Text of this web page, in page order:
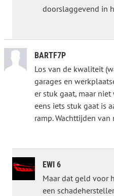
doorslaggevend in
BARTF7P
Los van de kwaliteit
garages en
er stuk gaat, maar
eens iets stuk gaat is
ramp. Wachttijden van
EWI 6
Maar dat geld voor
een